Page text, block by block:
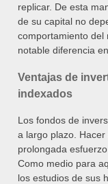
replicar. De esta
de su capital no
comportamiento del
notable diferencia
Ventajas de
indexados
Los fondos de
a largo plazo.
prolongada
Como medio para
los estudios de sus